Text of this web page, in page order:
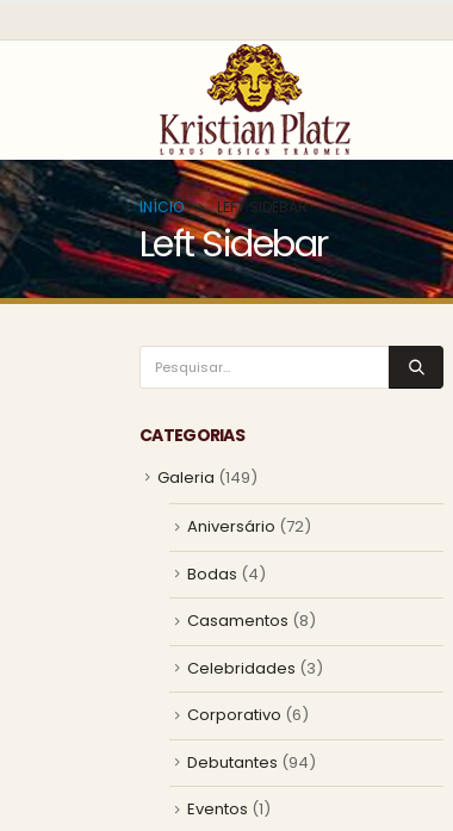
INÍCIO LEFT SIDEBAR
Left Sidebar
CATEGORIAS
Galeria (149)
Aniversário (72)
Bodas (4)
Casamentos (8)
Celebridades (3)
Corporativo (6)
Debutantes (94)
Eventos (1)